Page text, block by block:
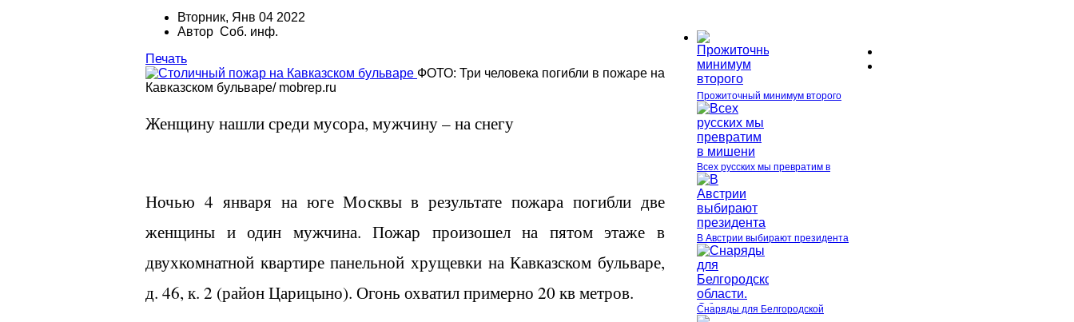
Вторник, Янв 04 2022
Автор Соб. инф.
Печать
ФОТО: Три человека погибли в пожаре на
Кавказском бульваре/ mobrep.ru
Женщину нашли среди мусора, мужчину – на снегу
Ночью 4 января на юге Москвы в результате пожара погибли две
женщины и один мужчина. Пожар произошел на пятом этаже в
двухкомнатной квартире панельной хрущевки на Кавказском бульваре,
д. 46, к. 2 (район Царицыно). Огонь охватил примерно 20 кв метров.
Прожиточный минимум второго
Всех русских мы превратим в
В Австрии выбирают президента
Снаряды для Белгородской